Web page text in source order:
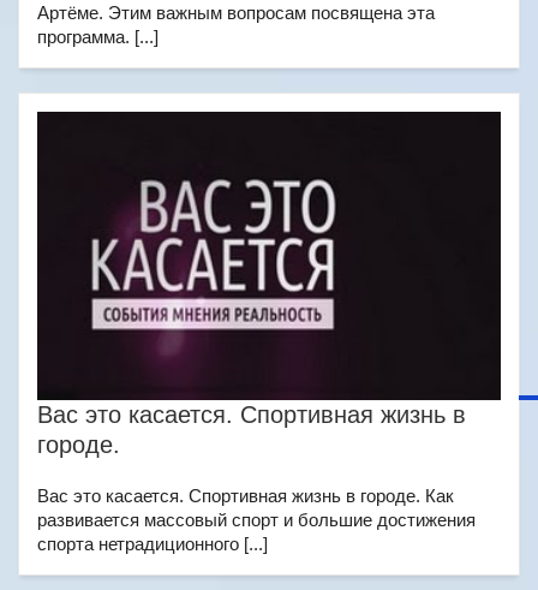
Артёме. Этим важным вопросам посвящена эта
программа. [...]
Вас это касается. Спортивная жизнь в
городе.
Вас это касается. Спортивная жизнь в городе. Как
развивается массовый спорт и большие достижения
спорта нетрадиционного [...]